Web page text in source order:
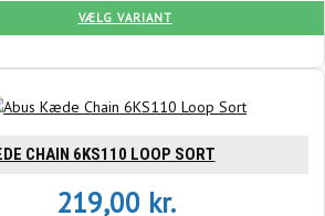
VÆLG VARIANT
CHAIN 6KS110 LOOP SORT
219,00 kr.